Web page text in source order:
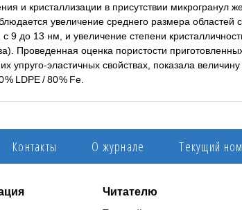
и кристаллизации в присутствии микрогранул
увеличение среднего размера областей
9 до 13 нм, и увеличение степени
Проведенная оценка пористости
упруго-эластичных свойствах, показала
LDPE / 80 % Fe.
Контакты О журнале Текущий
Читателю